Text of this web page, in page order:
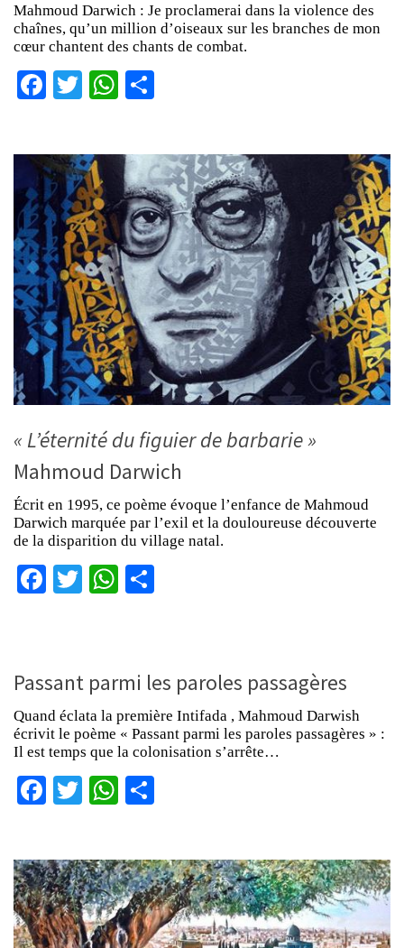
Mahmoud Darwich : Je proclamerai dans la violence des
chaînes, qu’un million d’oiseaux sur les branches de mon
cœur chantent des chants de combat.
Facebook
TwitterWhatsApp
« L’éternité du figuier de barbarie »
Mahmoud Darwich
Écrit en 1995, ce poème évoque l’enfance de Mahmoud
Darwich marquée par l’exil et la douloureuse découverte
de la disparition du village natal.
Facebook
TwitterWhatsApp
Passant parmi les paroles passagères
Quand éclata la première Intifada , Mahmoud Darwish
écrivit le poème « Passant parmi les paroles passagères » :
Il est temps que la colonisation s’arrête…
Facebook
TwitterWhatsApp